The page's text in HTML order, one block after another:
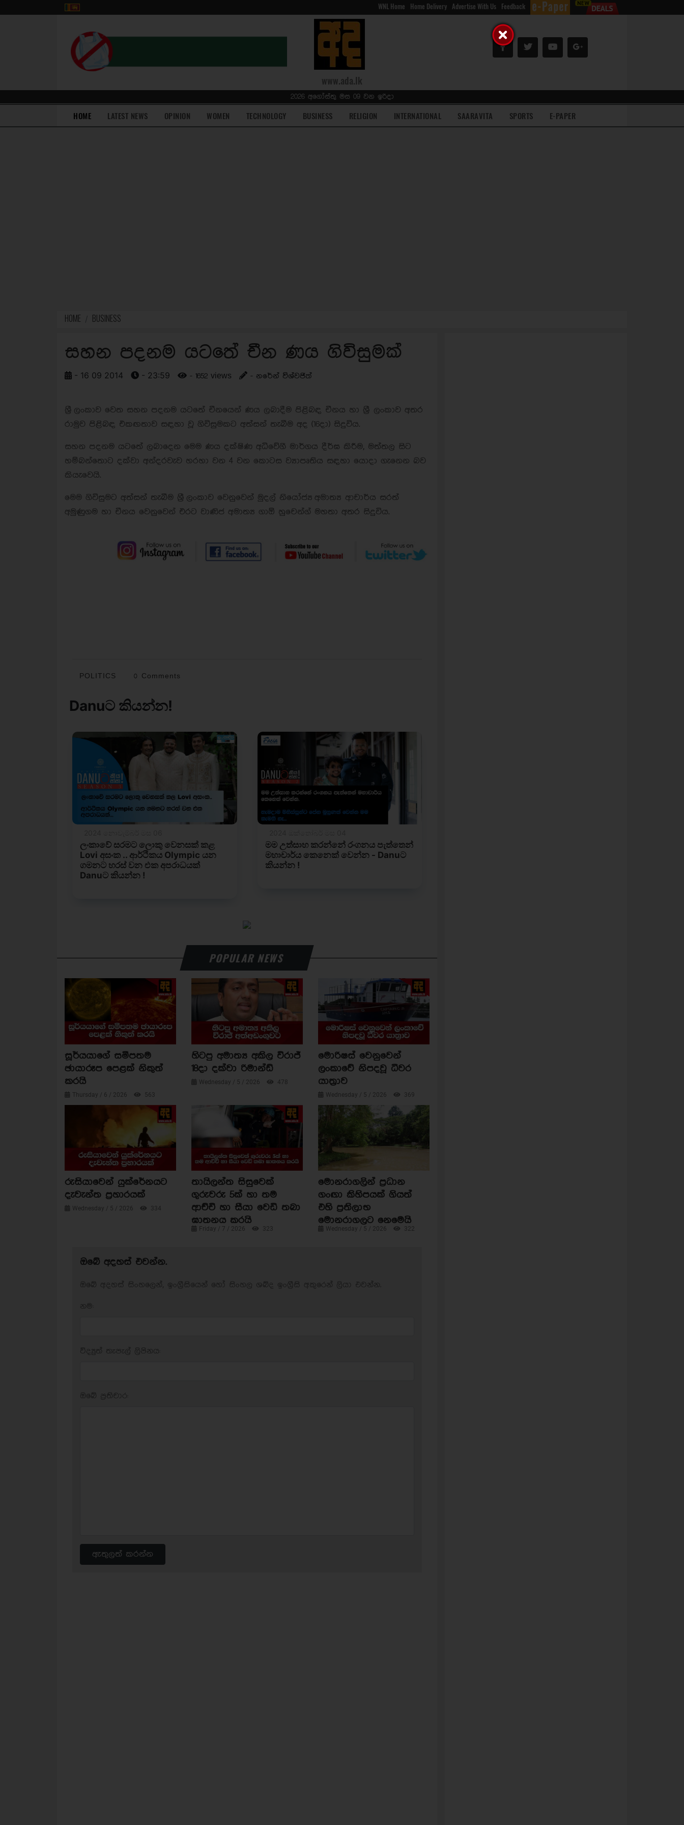
WNL Home Home Delivery Advertise With Us Feedback
www.ada.lk
2026 අගෝස්තු මස 09 වන ඉරිදා
HOME(current)LATEST NEWS OPINION WOMEN TECHNOLOGY BUSINESS RELIGION INTERNATIONAL SAARAVITA SPORTS E-PAPER
HOME BUSINESS
සහන පදනම යටතේ චීන ණය ගිවිසුමක්
- 16 09 2014 - 23:59 - 1652 views - නරේන් විශ්වජිත්
ශ්‍රී ලංකාව වෙත සහන පදනම යටතේ චීනයෙන් ණය ලබාදීම පිළිබඳ චීනය හා ශ්‍රී ලංකාව අතර
රාමුව පිළිබඳ එකඟතාව සඳහා වූ ගිවිසුමකට අත්සන් තැබීම අද (16දා) සිදුවිය.
සහන පදනම යටතේ ලබාදෙන මෙම ණය දක්ෂිණ අධිවේගී මාර්ගය දීර්ඝ කිරීම, මත්තල සිට
හම්බන්තොට දක්වා අන්දරවැව හරහා වන 4 වන කොටස ව්‍යාපෘතිය සඳහා යොදා ගැනෙන බව
කියැවෙයි.
මෙම ගිවිසුමට අත්සන් තැබීම ශ්‍රී ලංකාව වෙනුවෙන් මුදල් නියෝජ්‍ය අමාත්‍ය ආචාර්ය සරත්
අමුණුගම හා චීනය වෙනුවෙන් එරට වාණිජ අමාත්‍ය ගාඕ හුචෙන්ග් මහතා අතර සිදුවිය.
POLITICS 0 Comments
POPULAR NEWS
සූර්යයාගේ සමීපතම
ඡායාරූප පෙළක් නිකුත්
කරයි
Thursday / 6 / 2026 563
හිටපු අමාත්‍ය අකිල විරාජ්
18දා දක්වා රිමාන්ඩ්
Wednesday / 5 / 2026 478
මොරිෂස් වෙනුවෙන්
ලංකාවේ නිපදවූ ධීවර
යාත්‍රාව
Wednesday / 5 / 2026 369
රුසියාවෙන් යුක්රේනයට
දැවැන්ත ප්‍රහාරයක්
Wednesday / 5 / 2026 334
තායිලන්ත සිසුවෙක්
ගුරුවරු 5ක් හා තම
ආච්චි හා සීයා වෙඩි තබා
ඝාතනය කරයි
Friday / 7 / 2026 323
මොනරාගලින් ප්‍රධාන
ගංඟා කිහිපයක් ගියත්
එහි ප්‍රතිලාභ
මොනරාගලට නෙමෙයි
Wednesday / 5 / 2026 322
ඔබේ අදහස් එවන්න.
ඇතුලත් කරන්න